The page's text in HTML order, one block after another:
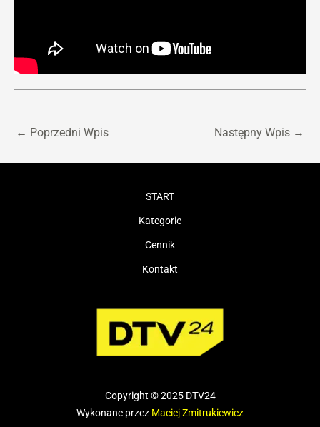
← Poprzedni Wpis Następny Wpis →
START
Kategorie
Cennik
Kontakt
Copyright © 2025 DTV24
Wykonane przez Maciej Zmitrukiewicz